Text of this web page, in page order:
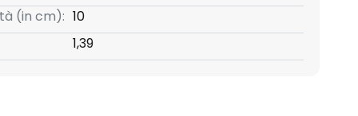
(in cm): 10
1,39